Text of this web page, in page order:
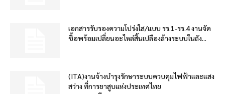
เอกสารรับรองความโปร่งใส/แบบ รร.1-รร.4 งานจัด
ซื้อพร้อมเปลี่ยนอะไหล่สิ้นเปลืองล้างระบบในถัง...
(ITA)งานจ้างบำรุงรักษาระบบควบคุมไฟฟ้าและแสง
สว่าง ที่การยาสูบแห่งประเทศไทย